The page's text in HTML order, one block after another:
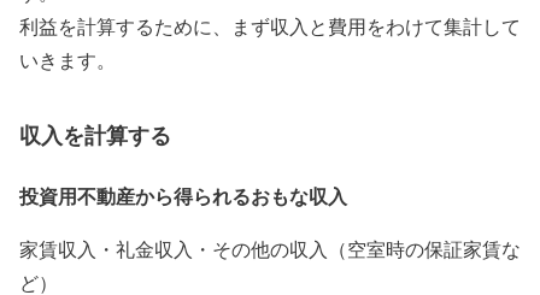
利益を計算するために、まず収入と費用をわけて集計して
いきます。
収入を計算する
投資用不動産から得られるおもな収入
家賃収入・礼金収入・その他の収入（空室時の保証家賃な
ど）